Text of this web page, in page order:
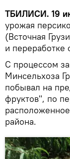
ТБИЛИСИ. 19
урожая
(Всточная
и переработке
С процессом
Минсельхоза
побывал на
фруктов", по
района.